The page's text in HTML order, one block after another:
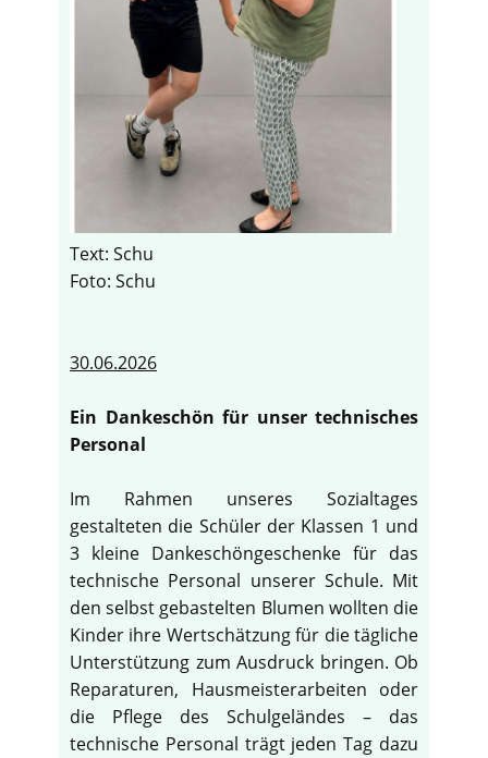
Text: Schu
Foto: Schu
30.06.2026
Ein Dankeschön für unser technisches
Personal
Im Rahmen unseres Sozialtages
gestalteten die Schüler der Klassen 1 und
3 kleine Dankeschöngeschenke für das
technische Personal unserer Schule. Mit
den selbst gebastelten Blumen wollten die
Kinder ihre Wertschätzung für die tägliche
Unterstützung zum Ausdruck bringen. Ob
Reparaturen, Hausmeisterarbeiten oder
die Pflege des Schulgeländes – das
technische Personal trägt jeden Tag dazu